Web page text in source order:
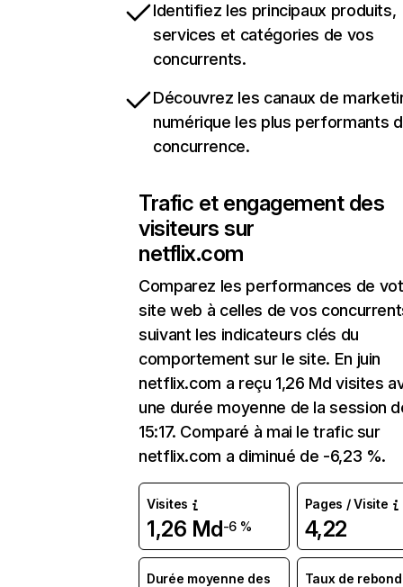
Identifiez les principaux produits,
services et catégories de vos
concurrents.
Découvrez les canaux de
numérique les plus performants
concurrence.
Trafic et engagement des
visiteurs sur
netflix.com
Comparez les performances de
site web à celles de vos
suivant les indicateurs clés du
comportement sur le site. En juin
netflix.com a reçu 1,26 Md visites
une durée moyenne de la session
15:17. Comparé à mai le trafic sur
netflix.com a diminué de -6,23 %.
Visites
1,26 Md-6 %
Pages / Visite
4,22
Durée moyenne des
Taux de rebond